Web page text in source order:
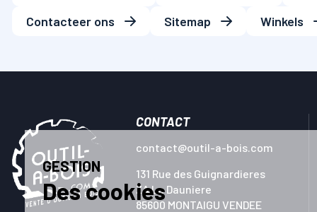
Contacteer ons
Sitemap Winkels
CONTACT
contact@outil-a-bois.com
131 Rue des Guignardieres
ZA La Dauniere
85600 MONTAIGU VENDEE
GESTION
Des cookies